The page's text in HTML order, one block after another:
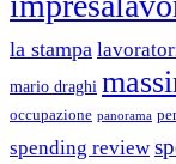
la stampa
mario draghi
occupazione panorama
spending review